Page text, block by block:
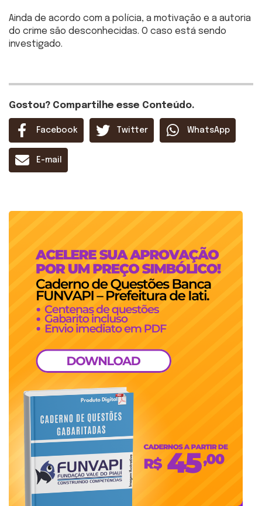
Ainda de acordo com a polícia, a motivação e a autoria
do crime são desconhecidas. O caso está sendo
investigado.
Gostou? Compartilhe esse Conteúdo.
Facebook Twitter WhatsApp
E-mail